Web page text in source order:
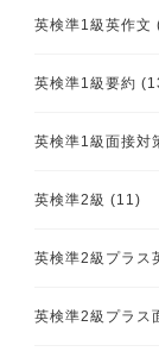
英検準1級英作文
英検準1級要約
英検準1級面接対
英検準2級 (11)
英検準2級プラス
英検準2級プラス